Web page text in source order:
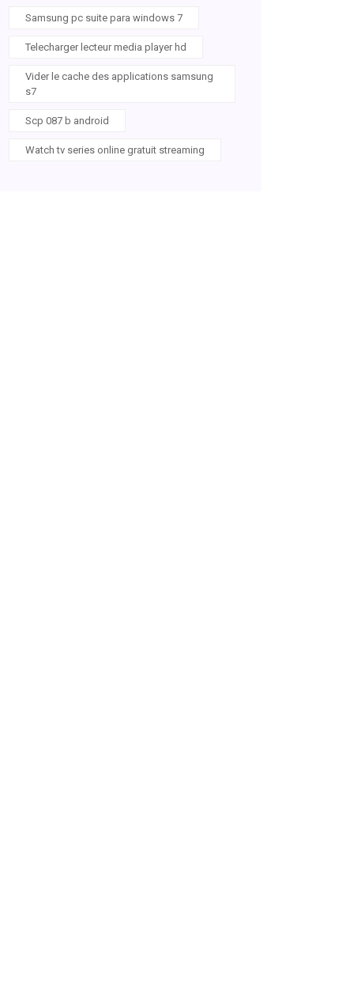
Samsung pc suite para windows 7
Telecharger lecteur media player hd
Vider le cache des applications samsung
s7
Scp 087 b android
Watch tv series online gratuit streaming